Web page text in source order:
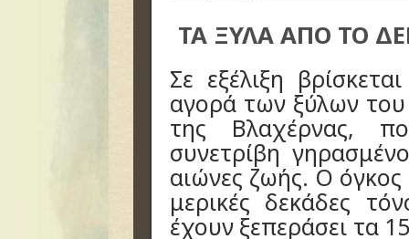
ΤΑ ΞΥΛΑ ΑΠΟ ΤΟ
Σε εξέλιξη
αγορά των ξύλων
της Βλαχέρνας,
συνετρίβη
αιώνες ζωής. Ο όγκος
μερικές δεκάδες
έχουν ξεπεράσει τα